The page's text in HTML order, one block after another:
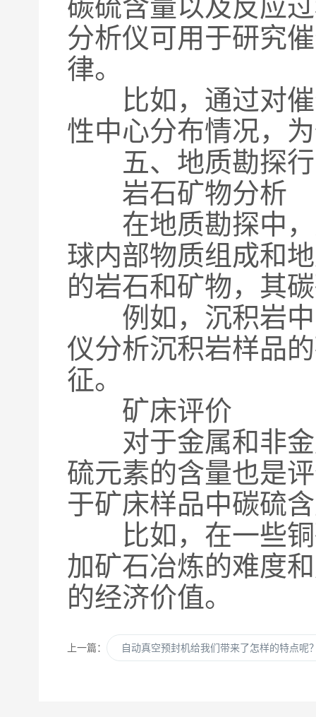
碳硫含量以及反应
分析仪可用于研究
律。
比如，通过对催
性中心分布情况，
五、地质勘探行
岩石矿物分析
在地质勘探中，
球内部物质组成和
的岩石和矿物，其
例如，沉积岩中
仪分析沉积岩样品
征。
矿床评价
对于金属和非金
硫元素的含量也是
于矿床样品中碳硫
比如，在一些铜
加矿石冶炼的难度
的经济价值。
上一篇： 自动真空预封机给我们带来了怎样的特点呢